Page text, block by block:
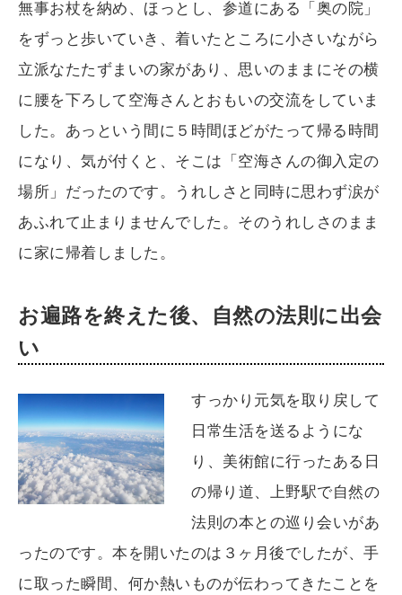
無事お杖を納め、ほっとし、参道にある「奥の院」
をずっと歩いていき、着いたところに小さいながら
立派なたたずまいの家があり、思いのままにその横
に腰を下ろして空海さんとおもいの交流をしていま
した。あっという間に５時間ほどがたって帰る時間
になり、気が付くと、そこは「空海さんの御入定の
場所」だったのです。うれしさと同時に思わず涙が
あふれて止まりませんでした。そのうれしさのまま
に家に帰着しました。
お遍路を終えた後、自然の法則に出会
い
すっかり元気を取り戻して
日常生活を送るようにな
り、美術館に行ったある日
の帰り道、上野駅で自然の
法則の本との巡り会いがあ
ったのです。本を開いたのは３ヶ月後でしたが、手
に取った瞬間、何か熱いものが伝わってきたことを